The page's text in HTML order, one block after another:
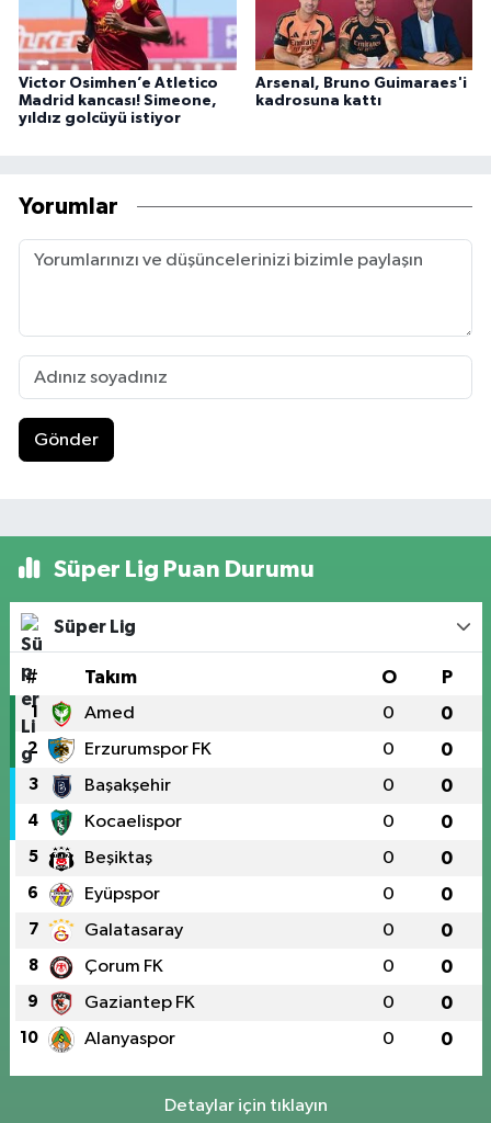
Victor Osimhen’e Atletico
Madrid kancası! Simeone,
yıldız golcüyü istiyor
Arsenal, Bruno Guimaraes'i
kadrosuna kattı
Yorumlar
Gönder
Süper Lig Puan Durumu
Süper Lig
# Takım O P
1 Amed 0 0
2 Erzurumspor FK 0 0
3 Başakşehir 0 0
4 Kocaelispor 0 0
5 Beşiktaş 0 0
6 Eyüpspor 0 0
7 Galatasaray 0 0
8 Çorum FK 0 0
9 Gaziantep FK 0 0
10 Alanyaspor 0 0
Detaylar için tıklayın